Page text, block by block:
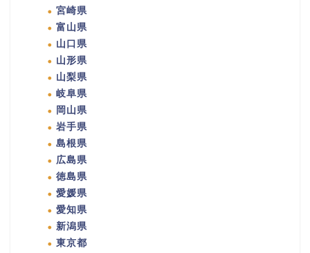
宮崎県
富山県
山口県
山形県
山梨県
岐阜県
岡山県
岩手県
島根県
広島県
徳島県
愛媛県
愛知県
新潟県
東京都